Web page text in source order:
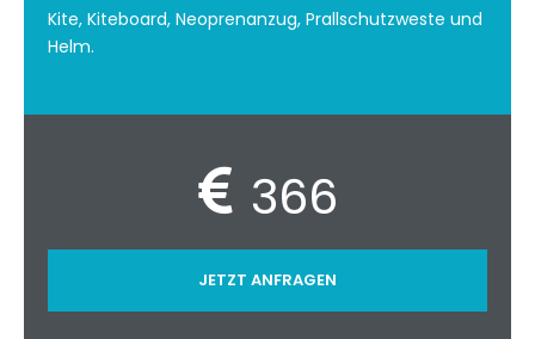
Kite, Kiteboard, Neoprenanzug, Prallschutzweste und
Helm.
366
JETZT ANFRAGEN